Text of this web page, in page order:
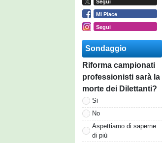
Segui
Mi Piace
Segui
Sondaggio
Riforma campionati
professionisti sarà la
morte dei Dilettanti?
Si
No
Aspettiamo di saperne
di più